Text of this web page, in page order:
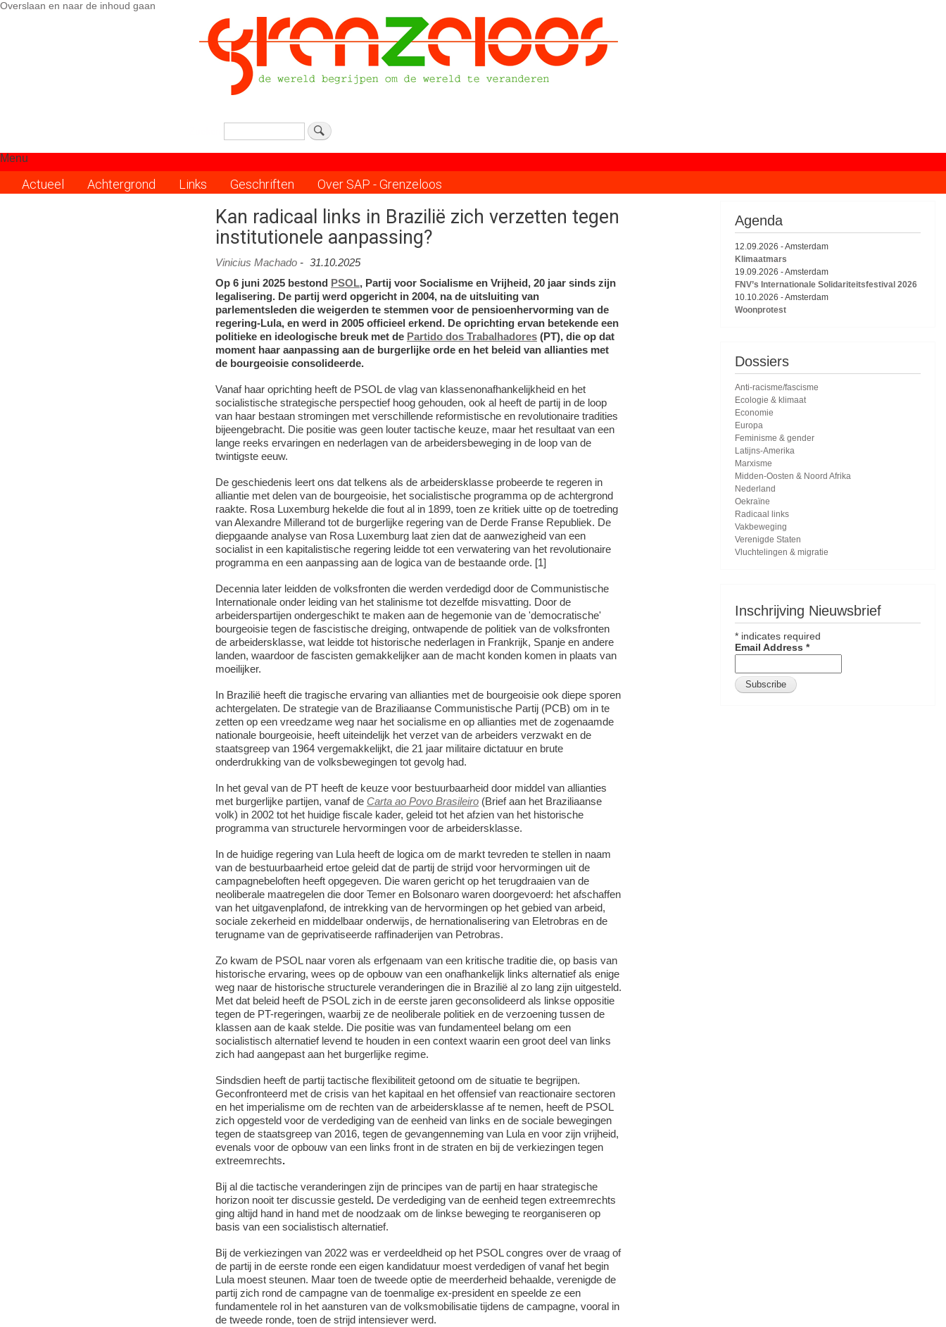
Overslaan en naar de inhoud gaan
Menu
Actueel Achtergrond Links Geschriften Over SAP - Grenzeloos
Kan radicaal links in Brazilië zich verzetten tegen
institutionele aanpassing?
Vinicius Machado- 31.10.2025
Op 6 juni 2025 bestond PSOL, Partij voor Socialisme en Vrijheid, 20 jaar sinds zijn
legalisering. De partij werd opgericht in 2004, na de uitsluiting van
parlementsleden die weigerden te stemmen voor de pensioenhervorming van de
regering-Lula, en werd in 2005 officieel erkend. De oprichting ervan betekende een
politieke en ideologische breuk met de Partido dos Trabalhadores(PT), die op dat
moment haar aanpassing aan de burgerlijke orde en het beleid van allianties met
de bourgeoisie consolideerde.
Vanaf haar oprichting heeft de PSOL de vlag van klassenonafhankelijkheid en het
socialistische strategische perspectief hoog gehouden, ook al heeft de partij in de loop
van haar bestaan stromingen met verschillende reformistische en revolutionaire tradities
bijeengebracht. Die positie was geen louter tactische keuze, maar het resultaat van een
lange reeks ervaringen en nederlagen van de arbeidersbeweging in de loop van de
twintigste eeuw.
De geschiedenis leert ons dat telkens als de arbeidersklasse probeerde te regeren in
alliantie met delen van de bourgeoisie, het socialistische programma op de achtergrond
raakte. Rosa Luxemburg hekelde die fout al in 1899, toen ze kritiek uitte op de toetreding
van Alexandre Millerand tot de burgerlijke regering van de Derde Franse Republiek. De
diepgaande analyse van Rosa Luxemburg laat zien dat de aanwezigheid van een
socialist in een kapitalistische regering leidde tot een verwatering van het revolutionaire
programma en een aanpassing aan de logica van de bestaande orde. [1]
Decennia later leidden de volksfronten die werden verdedigd door de Communistische
Internationale onder leiding van het stalinisme tot dezelfde misvatting. Door de
arbeiderspartijen ondergeschikt te maken aan de hegemonie van de 'democratische'
bourgeoisie tegen de fascistische dreiging, ontwapende de politiek van de volksfronten
de arbeidersklasse, wat leidde tot historische nederlagen in Frankrijk, Spanje en andere
landen, waardoor de fascisten gemakkelijker aan de macht konden komen in plaats van
moeilijker.
In Brazilië heeft die tragische ervaring van allianties met de bourgeoisie ook diepe sporen
achtergelaten. De strategie van de Braziliaanse Communistische Partij (PCB) om in te
zetten op een vreedzame weg naar het socialisme en op allianties met de zogenaamde
nationale bourgeoisie, heeft uiteindelijk het verzet van de arbeiders verzwakt en de
staatsgreep van 1964 vergemakkelijkt, die 21 jaar militaire dictatuur en brute
onderdrukking van de volksbewegingen tot gevolg had.
In het geval van de PT heeft de keuze voor bestuurbaarheid door middel van allianties
met burgerlijke partijen, vanaf de Carta ao Povo Brasileiro(Brief aan het Braziliaanse
volk) in 2002 tot het huidige fiscale kader, geleid tot het afzien van het historische
programma van structurele hervormingen voor de arbeidersklasse.
In de huidige regering van Lula heeft de logica om de markt tevreden te stellen in naam
van de bestuurbaarheid ertoe geleid dat de partij de strijd voor hervormingen uit de
campagnebeloften heeft opgegeven. Die waren gericht op het terugdraaien van de
neoliberale maatregelen die door Temer en Bolsonaro waren doorgevoerd: het afschaffen
van het uitgavenplafond, de intrekking van de hervormingen op het gebied van arbeid,
sociale zekerheid en middelbaar onderwijs, de hernationalisering van Eletrobras en de
terugname van de geprivatiseerde raffinaderijen van Petrobras.
Zo kwam de PSOL naar voren als erfgenaam van een kritische traditie die, op basis van
historische ervaring, wees op de opbouw van een onafhankelijk links alternatief als enige
weg naar de historische structurele veranderingen die in Brazilië al zo lang zijn uitgesteld.
Met dat beleid heeft de PSOL zich in de eerste jaren geconsolideerd als linkse oppositie
tegen de PT-regeringen, waarbij ze de neoliberale politiek en de verzoening tussen de
klassen aan de kaak stelde. Die positie was van fundamenteel belang om een
socialistisch alternatief levend te houden in een context waarin een groot deel van links
zich had aangepast aan het burgerlijke regime.
Sindsdien heeft de partij tactische flexibiliteit getoond om de situatie te begrijpen.
Geconfronteerd met de crisis van het kapitaal en het offensief van reactionaire sectoren
en het imperialisme om de rechten van de arbeidersklasse af te nemen, heeft de PSOL
zich opgesteld voor de verdediging van de eenheid van links en de sociale bewegingen
tegen de staatsgreep van 2016, tegen de gevangenneming van Lula en voor zijn vrijheid,
evenals voor de opbouw van een links front in de straten en bij de verkiezingen tegen
extreemrechts.
Bij al die tactische veranderingen zijn de principes van de partij en haar strategische
horizon nooit ter discussie gesteld. De verdediging van de eenheid tegen extreemrechts
ging altijd hand in hand met de noodzaak om de linkse beweging te reorganiseren op
basis van een socialistisch alternatief.
Bij de verkiezingen van 2022 was er verdeeldheid op het PSOL congres over de vraag of
de partij in de eerste ronde een eigen kandidatuur moest verdedigen of vanaf het begin
Lula moest steunen. Maar toen de tweede optie de meerderheid behaalde, verenigde de
partij zich rond de campagne van de toenmalige ex-president en speelde ze een
fundamentele rol in het aansturen van de volksmobilisatie tijdens de campagne, vooral in
de tweede ronde, toen de strijd intensiever werd.
Agenda
12.09.2026 -Amsterdam
Klimaatmars
19.09.2026 -Amsterdam
FNV’s Internationale Solidariteitsfestival 2026
10.10.2026 -Amsterdam
Woonprotest
Dossiers
Anti-racisme/fascisme
Ecologie & klimaat
Economie
Europa
Feminisme & gender
Latijns-Amerika
Marxisme
Midden-Oosten & Noord Afrika
Nederland
Oekraïne
Radicaal links
Vakbeweging
Verenigde Staten
Vluchtelingen & migratie
Inschrijving Nieuwsbrief
* indicates required
Email Address *